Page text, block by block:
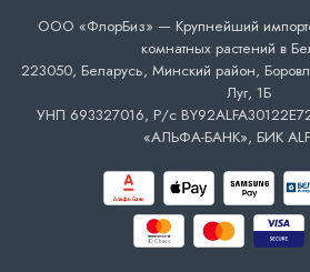
ООО «ФлорБиз» — Крупнейший
комнатных растений в
223050, Беларусь, Минский район,
Луг, 1Б
УНП 693327016, Р/с
«АЛЬФА-БАНК», БИК